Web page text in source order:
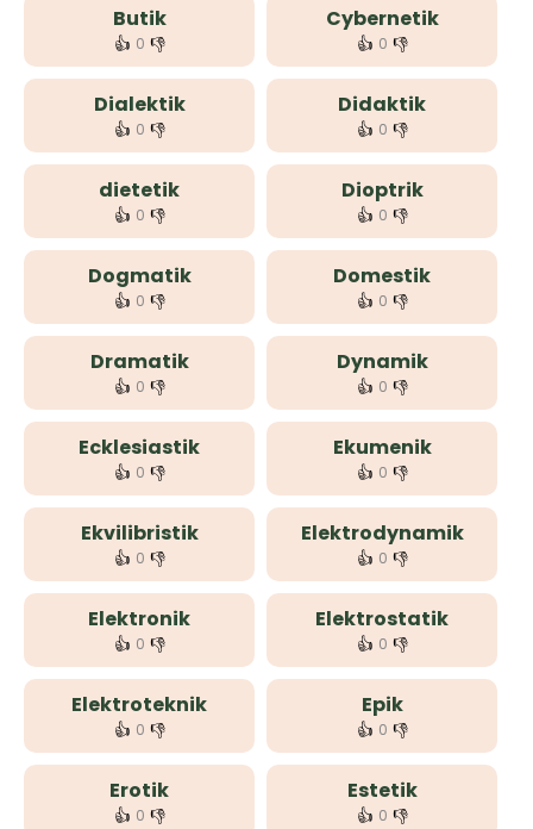
Butik
👍 0 👎
Cybernetik
👍 0 👎
Dialektik
👍 0 👎
Didaktik
👍 0 👎
dietetik
👍 0 👎
Dioptrik
👍 0 👎
Dogmatik
👍 0 👎
Domestik
👍 0 👎
Dramatik
👍 0 👎
Dynamik
👍 0 👎
Ecklesiastik
👍 0 👎
Ekumenik
👍 0 👎
Ekvilibristik
👍 0 👎
Elektrodynamik
👍 0 👎
Elektronik
👍 0 👎
Elektrostatik
👍 0 👎
Elektroteknik
👍 0 👎
Epik
👍 0 👎
Erotik
👍 0 👎
Estetik
👍 0 👎